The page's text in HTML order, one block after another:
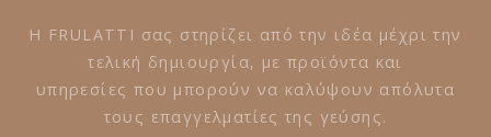
Η FRULATTI σας στηρίζει από την ιδέα μέχρι την
τελική δημιουργία, με προϊόντα και
υπηρεσίες που μπορούν να καλύψουν απόλυτα
τους επαγγελματίες της γεύσης.